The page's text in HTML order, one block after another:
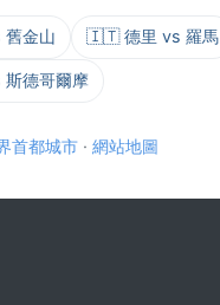
金山 🇮🇹 德里 vs 羅馬
德哥爾摩
首都城市 · 網站地圖